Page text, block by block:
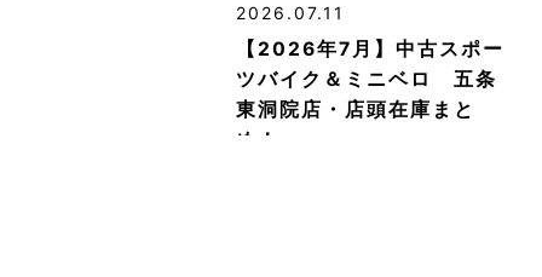
2026.07.11
【2026年7月】中古スポー
ツバイク＆ミニベロ 五条
東洞院店・店頭在庫まと
め！